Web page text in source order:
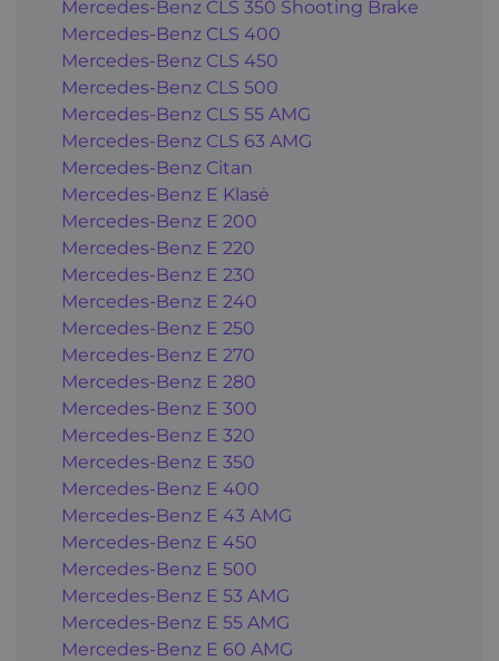
Mercedes-Benz CLS 350 Shooting Brake
Mercedes-Benz CLS 400
Mercedes-Benz CLS 450
Mercedes-Benz CLS 500
Mercedes-Benz CLS 55 AMG
Mercedes-Benz CLS 63 AMG
Mercedes-Benz Citan
Mercedes-Benz E Klasė
Mercedes-Benz E 200
Mercedes-Benz E 220
Mercedes-Benz E 230
Mercedes-Benz E 240
Mercedes-Benz E 250
Mercedes-Benz E 270
Mercedes-Benz E 280
Mercedes-Benz E 300
Mercedes-Benz E 320
Mercedes-Benz E 350
Mercedes-Benz E 400
Mercedes-Benz E 43 AMG
Mercedes-Benz E 450
Mercedes-Benz E 500
Mercedes-Benz E 53 AMG
Mercedes-Benz E 55 AMG
Mercedes-Benz E 60 AMG